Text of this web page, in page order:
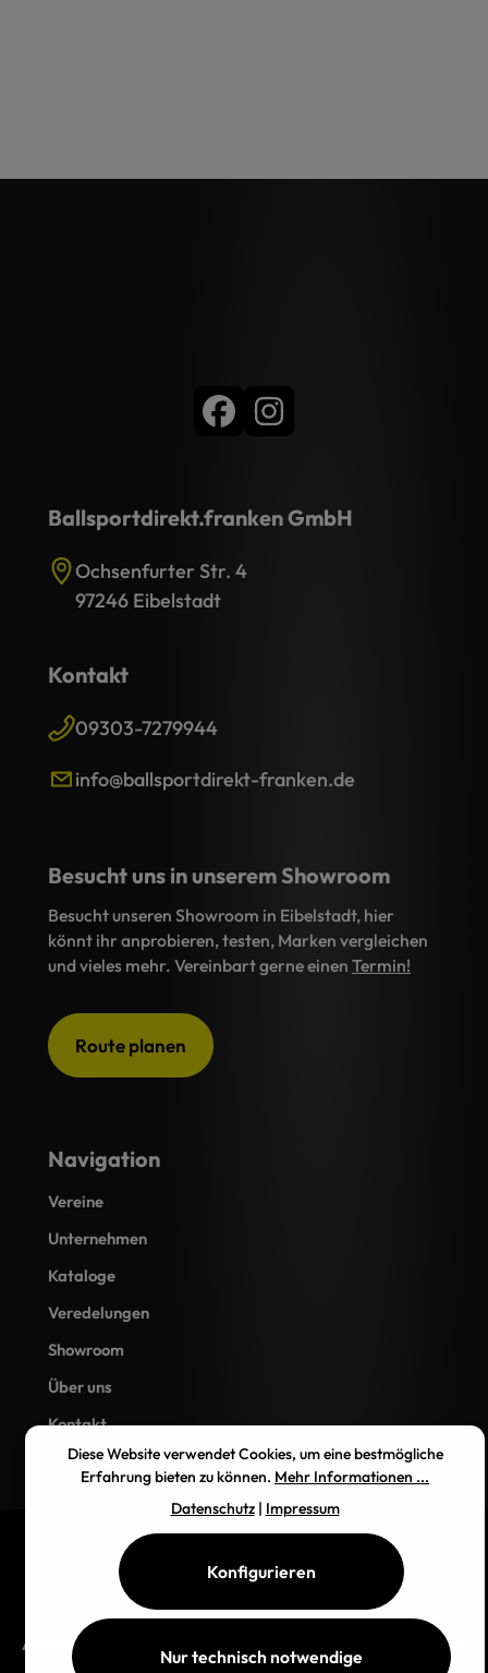
Ballsportdirekt.franken GmbH
Ochsenfurter Str. 4
97246 Eibelstadt
Kontakt
09303-7279944
info@ballsportdirekt-franken.de
Navigation
Vereine
Unternehmen
Kataloge
Veredelungen
Showroom
Über uns
Kontakt
Besucht uns in unserem Showroom
Besucht unseren Showroom in Eibelstadt, hier
könnt ihr anprobieren, testen, Marken vergleichen
und vieles mehr. Vereinbart gerne einen Termin!
Route planen
AGB Impressum Versand
Diese Website verwendet Cookies, um eine bestmögliche
Erfahrung bieten zu können. Mehr Informationen ...
Datenschutz| Impressum
Nur technisch notwendige
Konfigurieren